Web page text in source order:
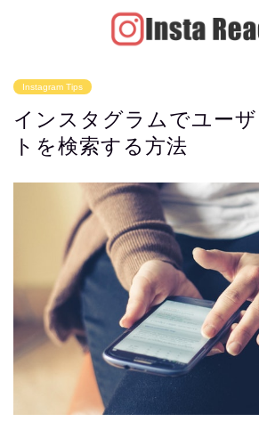
Instagram Tips
インスタグラムでユー
トを検索する方法